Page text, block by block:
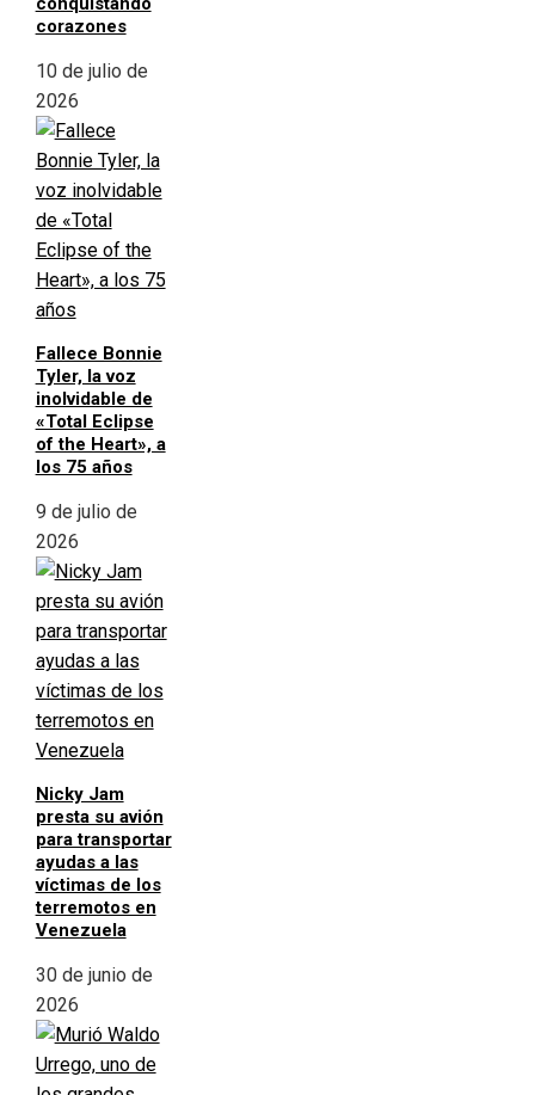
corazones
10 de julio de
2026
Fallece Bonnie
Tyler, la voz
inolvidable de
«Total Eclipse
of the Heart», a
los 75 años
9 de julio de
2026
Nicky Jam
presta su avión
para transportar
ayudas a las
víctimas de los
terremotos en
Venezuela
30 de junio de
2026